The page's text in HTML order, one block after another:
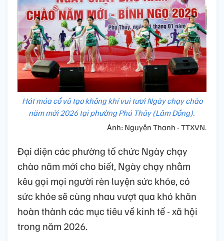
Hát múa cổ vũ tạo không khí vui tươi Ngày chạy chào
năm mới 2026 tại phường Phú Thủy (Lâm Đồng).
Ảnh: Nguyễn Thanh - TTXVN.
Đại diện các phường tổ chức Ngày chạy
chào năm mới cho biết, Ngày chạy nhằm
kêu gọi mọi người rèn luyện sức khỏe, có
sức khỏe sẽ cùng nhau vượt qua khó khăn
hoàn thành các mục tiêu về kinh tế - xã hội
trong năm 2026.